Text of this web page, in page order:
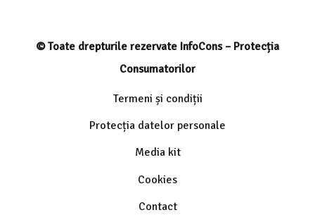
© Toate drepturile rezervate InfoCons – Protecția
Consumatorilor
Termeni și condiții
Protecția datelor personale
Media kit
Cookies
Contact